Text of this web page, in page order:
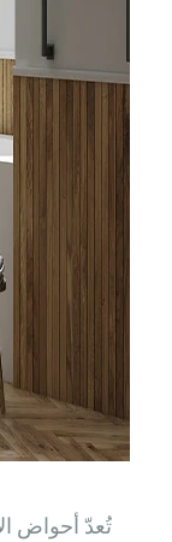
تُعدّ أحواض